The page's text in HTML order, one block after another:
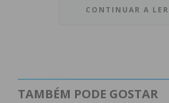
âmbito da ação nacional de
CONTINUAR A
TAMBÉM PODE GOSTAR